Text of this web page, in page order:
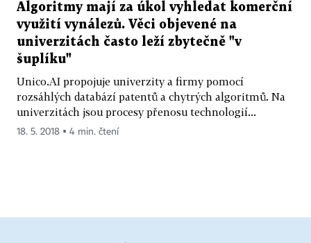
Algoritmy mají za úkol vyhledat komerční
využití vynálezů. Věci objevené na
univerzitách často leží zbytečně "v
šuplíku"
Unico.AI propojuje univerzity a firmy pomocí
rozsáhlých databází patentů a chytrých algoritmů. Na
univerzitách jsou procesy přenosu technologií...
18. 5. 2018 ▪ 4 min. čtení